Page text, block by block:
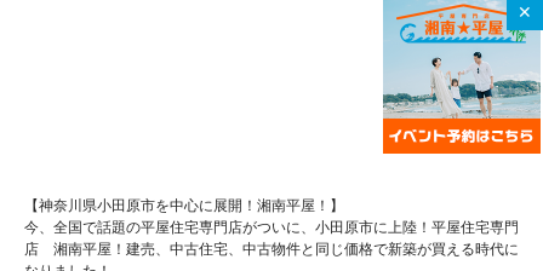
【神奈川県小田原市を中心に展開！湘南平屋！】
今、全国で話題の平屋住宅専門店がついに、小田原市に上陸！平屋住宅専門
店 湘南平屋！建売、中古住宅、中古物件と同じ価格で新築が買える時代に
✕